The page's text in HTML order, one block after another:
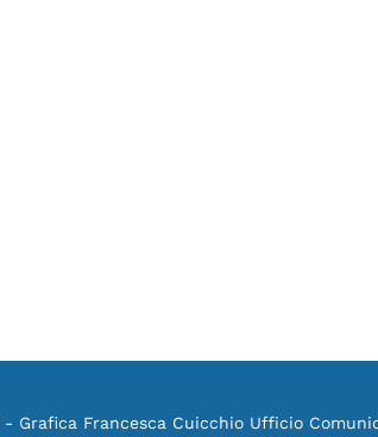
- Grafica Francesca Cuicchio Ufficio